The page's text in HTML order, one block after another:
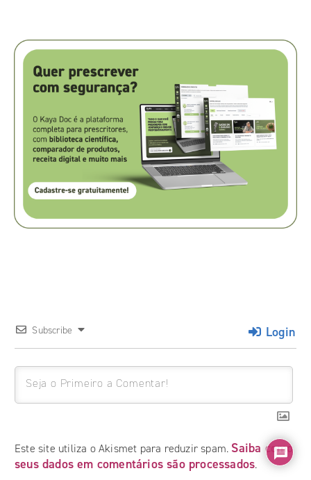
Subscribe Login
Este site utiliza o Akismet para reduzir spam. Saiba como
seus dados em comentários são processados.